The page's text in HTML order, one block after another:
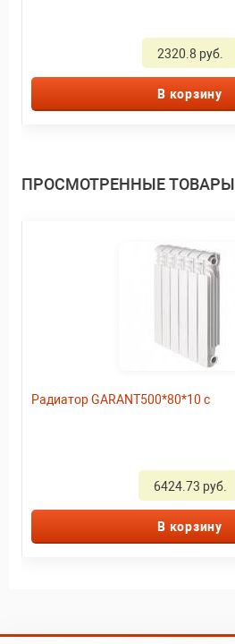
2320.8 руб.
В корзину
ПРОСМОТРЕННЫЕ ТОВАРЫ
Радиатор GARANT500*80*10 c
6424.73 руб.
В корзину